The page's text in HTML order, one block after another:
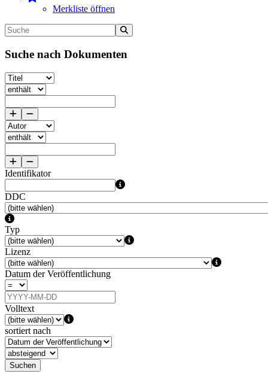
Merkliste öffnen
Suche nach Dokumenten
Identifikator
DDC
Typ
Lizenz
Datum der Veröffentlichung
Volltext
sortiert nach
Suchen